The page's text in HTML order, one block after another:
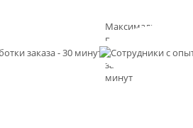
Максимальное
время
обработки
заказа - 30
минут